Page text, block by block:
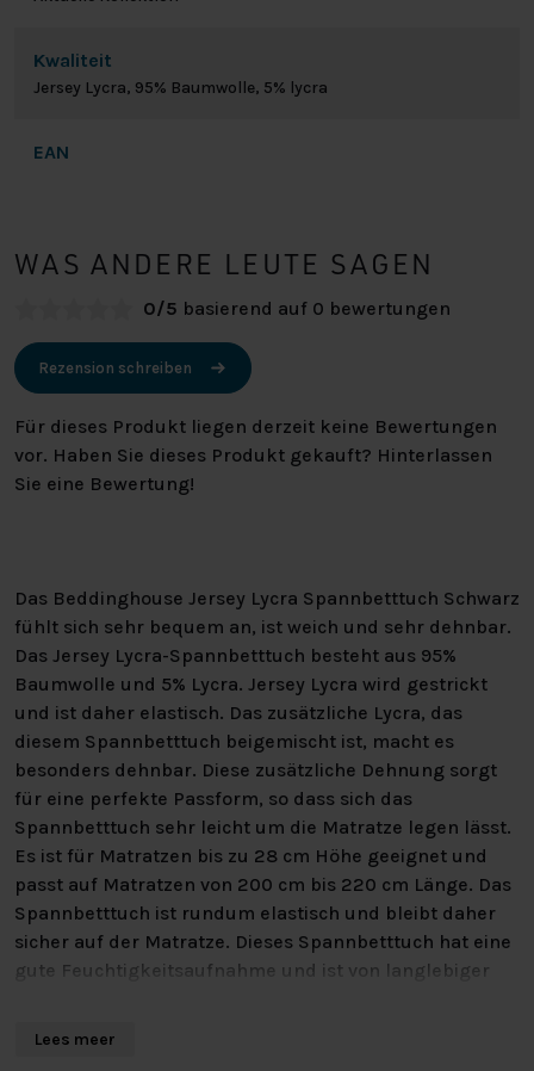
Kwaliteit
Jersey Lycra, 95% Baumwolle, 5% lycra
EAN
WAS ANDERE LEUTE SAGEN
0/5 basierend auf 0 bewertungen
Rezension schreiben
Für dieses Produkt liegen derzeit keine Bewertungen
vor. Haben Sie dieses Produkt gekauft? Hinterlassen
Sie eine Bewertung!
Das Beddinghouse Jersey Lycra Spannbetttuch Schwarz
fühlt sich sehr bequem an, ist weich und sehr dehnbar.
Das Jersey Lycra-Spannbetttuch besteht aus 95%
Baumwolle und 5% Lycra. Jersey Lycra wird gestrickt
und ist daher elastisch. Das zusätzliche Lycra, das
diesem Spannbetttuch beigemischt ist, macht es
besonders dehnbar. Diese zusätzliche Dehnung sorgt
für eine perfekte Passform, so dass sich das
Spannbetttuch sehr leicht um die Matratze legen lässt.
Es ist für Matratzen bis zu 28 cm Höhe geeignet und
passt auf Matratzen von 200 cm bis 220 cm Länge. Das
Spannbetttuch ist rundum elastisch und bleibt daher
sicher auf der Matratze. Dieses Spannbetttuch hat eine
gute Feuchtigkeitsaufnahme und ist von langlebiger
Lees meer